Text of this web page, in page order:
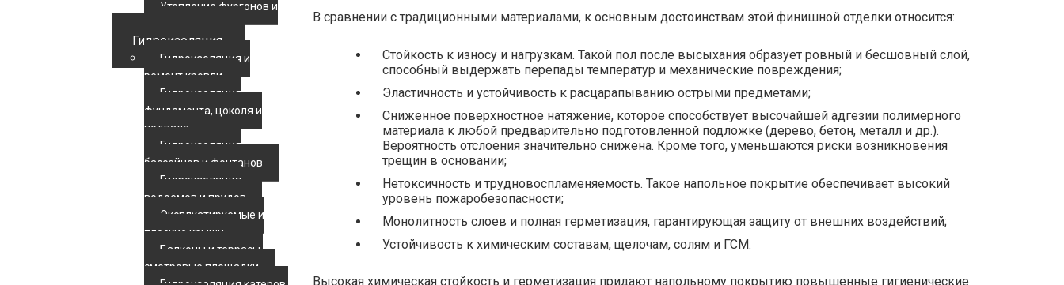
Утепление фургонов и
Гидроизоляция
Гидроизоляция и
ремонт кровли
Гидроизоляция
фундамента, цоколя и
подвала
Гидроизоляция
бассейнов и фонтанов
Гидроизоляция
водоёмов и прудов
Эксплуатируемые и
плоские крыши
Балконы и террасы,
смотровые площадки
В сравнении с традиционными материалами, к основным достоинствам этой финишной отделки относится:
Стойкость к износу и нагрузкам. Такой пол после высыхания образует ровный и бесшовный слой,
способный выдержать перепады температур и механические повреждения;
Эластичность и устойчивость к расцарапыванию острыми предметами;
Сниженное поверхностное натяжение, которое способствует высочайшей адгезии полимерного
материала к любой предварительно подготовленной подложке (дерево, бетон, металл и др.).
Вероятность отслоения значительно снижена. Кроме того, уменьшаются риски возникновения
трещин в основании;
Нетоксичность и трудновоспламеняемость. Такое напольное покрытие обеспечивает высокий
уровень пожаробезопасности;
Монолитность слоев и полная герметизация, гарантирующая защиту от внешних воздействий;
Устойчивость к химическим составам, щелочам, солям и ГСМ.
Высокая химическая стойкость и герметизация придают напольному покрытию повышенные гигиенические